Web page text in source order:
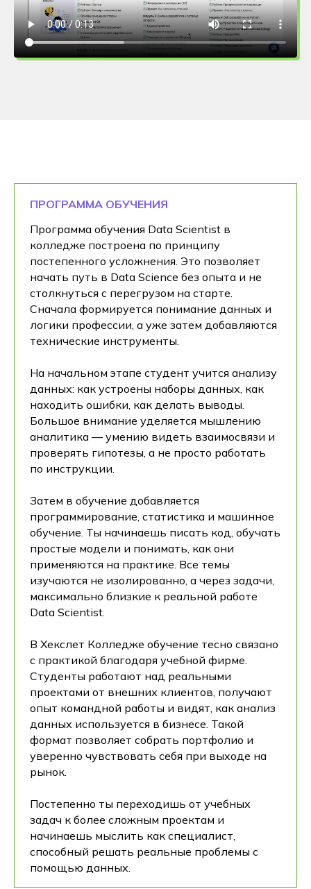
ПРОГРАММА ОБУЧЕНИЯ
Программа обучения Data Scientist в
колледже построена по принципу
постепенного усложнения. Это позволяет
начать путь в Data Science без опыта и не
столкнуться с перегрузом на старте.
Сначала формируется понимание данных и
логики профессии, а уже затем добавляются
технические инструменты.
На начальном этапе студент учится анализу
данных: как устроены наборы данных, как
находить ошибки, как делать выводы.
Большое внимание уделяется мышлению
аналитика — умению видеть взаимосвязи и
проверять гипотезы, а не просто работать
по инструкции.
Затем в обучение добавляется
программирование, статистика и машинное
обучение. Ты начинаешь писать код, обучать
простые модели и понимать, как они
применяются на практике. Все темы
изучаются не изолированно, а через задачи,
максимально близкие к реальной работе
Data Scientist.
В Хекслет Колледже обучение тесно связано
с практикой благодаря учебной фирме.
Студенты работают над реальными
проектами от внешних клиентов, получают
опыт командной работы и видят, как анализ
данных используется в бизнесе. Такой
формат позволяет собрать портфолио и
уверенно чувствовать себя при выходе на
рынок.
Постепенно ты переходишь от учебных
задач к более сложным проектам и
начинаешь мыслить как специалист,
способный решать реальные проблемы с
помощью данных.